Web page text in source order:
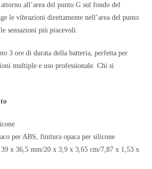
all’area del punto G sul fondo del
le vibrazioni direttamente nell’area del punto
sensazioni più piacevoli.
3 ore di durata della batteria, perfetta per
multiple e uso professionale. Chi si
per ABS, finitura opaca per silicone
x 36,5 mm/20 x 3,9 x 3,65 cm/7,87 x 1,53 x